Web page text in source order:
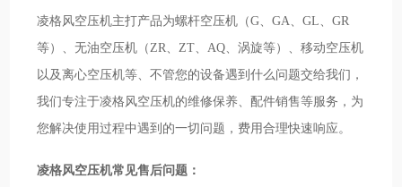
凌格风空压机主打产品为螺杆空压机（G、GA、GL、GR
等）、无油空压机（ZR、ZT、AQ、涡旋等）、移动空压机
以及离心空压机等、不管您的设备遇到什么问题交给我们，
我们专注于凌格风空压机的维修保养、配件销售等服务，为
您解决使用过程中遇到的一切问题，费用合理快速响应。
凌格风空压机常见售后问题：